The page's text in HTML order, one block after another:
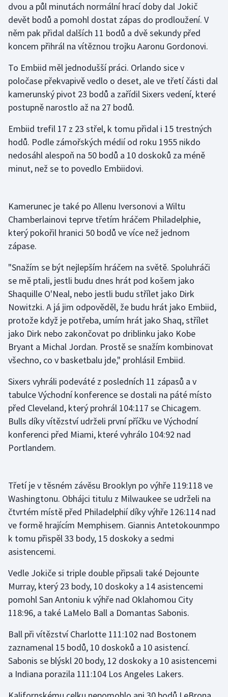
Golf
Gymnastika
Jezdectví
Judo
Krasobruslení
Lezení
Moderní pětiboj
Motorsport
Parasport
Plavání
Plážový volejbal
Ragby
Rychlobruslení
Rychlostní kanoistika
Short track
Sportovní střelba
Triatlon
Veslování
Vodní slalom
Volejbal
Ostatní
dvou a půl minutách normální hrací doby dal Jokič
devět bodů a pomohl dostat zápas do prodloužení. V
něm pak přidal dalších 11 bodů a dvě sekundy před
koncem přihrál na vítěznou trojku Aaronu Gordonovi.
To Embiid měl jednodušší práci. Orlando sice v
poločase překvapivě vedlo o deset, ale ve třetí části dal
kamerunský pivot 23 bodů a zařídil Sixers vedení, které
postupně narostlo až na 27 bodů.
Embiid trefil 17 z 23 střel, k tomu přidal i 15 trestných
hodů. Podle zámořských médií od roku 1955 nikdo
nedosáhl alespoň na 50 bodů a 10 doskoků za méně
minut, než se to povedlo Embiidovi.
Kamerunec je také po Allenu Iversonovi a Wiltu
Chamberlainovi teprve třetím hráčem Philadelphie,
který pokořil hranici 50 bodů ve více než jednom
zápase.
"Snažím se být nejlepším hráčem na světě. Spoluhráči
se mě ptali, jestli budu dnes hrát pod košem jako
Shaquille O'Neal, nebo jestli budu střílet jako Dirk
Nowitzki. A já jim odpověděl, že budu hrát jako Embiid,
protože když je potřeba, umím hrát jako Shaq, střílet
jako Dirk nebo zakončovat po driblinku jako Kobe
Bryant a Michal Jordan. Prostě se snažím kombinovat
všechno, co v basketbalu jde," prohlásil Embiid.
Sixers vyhráli podeváté z posledních 11 zápasů a v
tabulce Východní konference se dostali na páté místo
před Cleveland, který prohrál 104:117 se Chicagem.
Bulls díky vítězství udrželi první příčku ve Východní
konferenci před Miami, které vyhrálo 104:92 nad
Portlandem.
Třetí je v těsném závěsu Brooklyn po výhře 119:118 ve
Washingtonu. Obhájci titulu z Milwaukee se udrželi na
čtvrtém místě před Philadelphií díky výhře 126:114 nad
ve formě hrajícím Memphisem. Giannis Antetokounmpo
k tomu přispěl 33 body, 15 doskoky a sedmi
asistencemi.
Vedle Jokiče si triple double připsali také Dejounte
Murray, který 23 body, 10 doskoky a 14 asistencemi
pomohl San Antoniu k výhře nad Oklahomou City
118:96, a také LaMelo Ball a Domantas Sabonis.
Ball při vítězství Charlotte 111:102 nad Bostonem
zaznamenal 15 bodů, 10 doskoků a 10 asistencí.
Sabonis se blýskl 20 body, 12 doskoky a 10 asistencemi
a Indiana porazila 111:104 Los Angeles Lakers.